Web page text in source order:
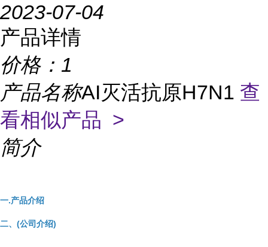
2023-07-04
产品详情
价格： 1
产品名称AI灭活抗原H7N1 查
看相似产品 >
简介
一.产品介绍
二、(公司介绍)